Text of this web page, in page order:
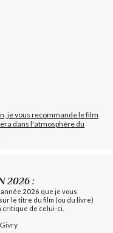
je vous recommande le film
dans l'atmosphère du
2026 :
2026 que je vous
le titre du film (ou du livre)
critique de celui-ci.